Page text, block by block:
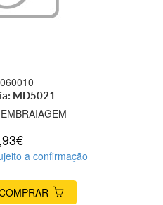
MD5021
a confirmação